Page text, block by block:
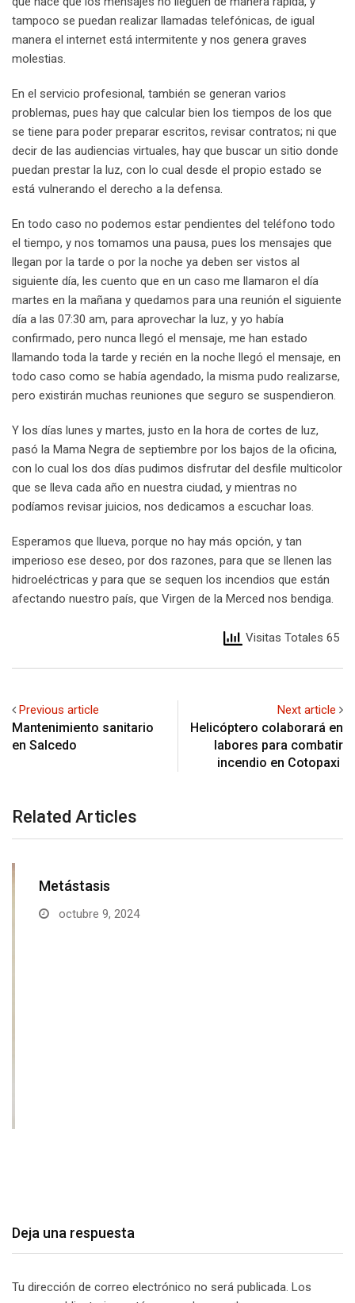
tampoco se puedan realizar llamadas telefónicas, de igual
manera el internet está intermitente y nos genera graves
molestias.
En el servicio profesional, también se generan varios
problemas, pues hay que calcular bien los tiempos de los que
se tiene para poder preparar escritos, revisar contratos; ni que
decir de las audiencias virtuales, hay que buscar un sitio donde
puedan prestar la luz, con lo cual desde el propio estado se
está vulnerando el derecho a la defensa.
En todo caso no podemos estar pendientes del teléfono todo
el tiempo, y nos tomamos una pausa, pues los mensajes que
llegan por la tarde o por la noche ya deben ser vistos al
siguiente día, les cuento que en un caso me llamaron el día
martes en la mañana y quedamos para una reunión el siguiente
día a las 07:30 am, para aprovechar la luz, y yo había
confirmado, pero nunca llegó el mensaje, me han estado
llamando toda la tarde y recién en la noche llegó el mensaje, en
todo caso como se había agendado, la misma pudo realizarse,
pero existirán muchas reuniones que seguro se suspendieron.
Y los días lunes y martes, justo en la hora de cortes de luz,
pasó la Mama Negra de septiembre por los bajos de la oficina,
con lo cual los dos días pudimos disfrutar del desfile multicolor
que se lleva cada año en nuestra ciudad, y mientras no
podíamos revisar juicios, nos dedicamos a escuchar loas.
Esperamos que llueva, porque no hay más opción, y tan
imperioso ese deseo, por dos razones, para que se llenen las
hidroeléctricas y para que se sequen los incendios que están
afectando nuestro país, que Virgen de la Merced nos bendiga.
Visitas Totales 65
Previous article
Mantenimiento sanitario
en Salcedo
Next article
Helicóptero colaborará en
labores para combatir
incendio en Cotopaxi
Related Articles
Metástasis
octubre 9, 2024
Deja una respuesta
Tu dirección de correo electrónico no será publicada. Los